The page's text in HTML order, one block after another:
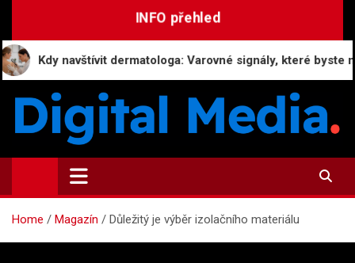
content
INFO přehled
navštívit dermatologa: Varovné signály, které byste neměli
Digital-Media.cz
Magazín zpravodajství a novinek
Home Magazín Důležitý je výběr izolačního materiálu